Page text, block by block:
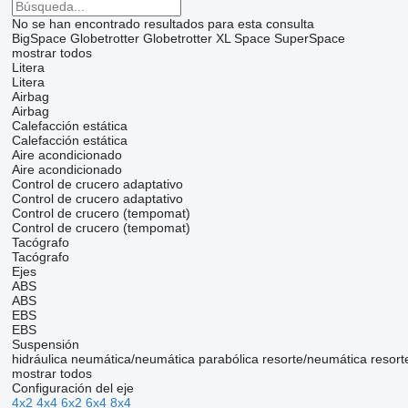
No se han encontrado resultados para esta consulta
BigSpace Globetrotter Globetrotter XL Space SuperSpace
mostrar todos
Litera
Litera
Airbag
Airbag
Calefacción estática
Calefacción estática
Aire acondicionado
Aire acondicionado
Control de crucero adaptativo
Control de crucero adaptativo
Control de crucero (tempomat)
Control de crucero (tempomat)
Tacógrafo
Tacógrafo
Ejes
ABS
ABS
EBS
EBS
Suspensión
hidráulica neumática/neumática parabólica resorte/neumática
mostrar todos
Configuración del eje
4x2 4x4 6x2 6x4 8x4